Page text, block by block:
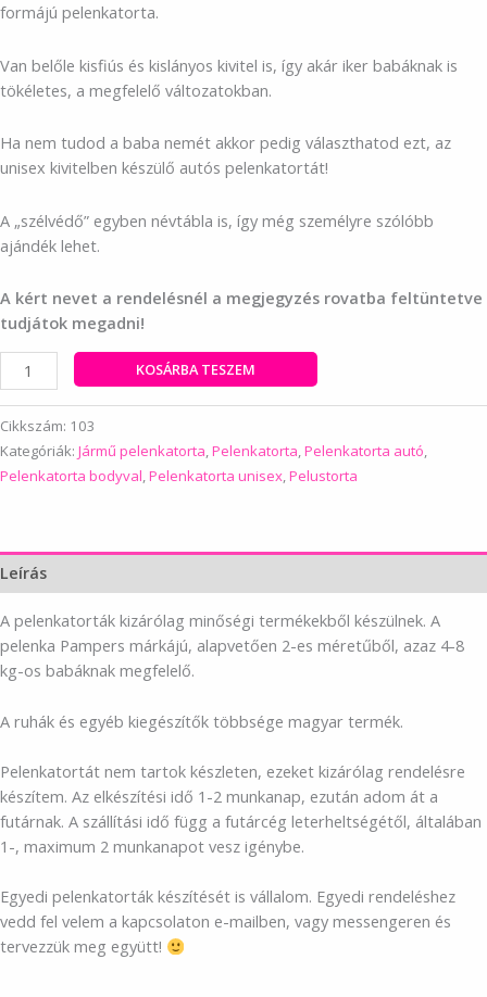
formájú pelenkatorta.
Van belőle kisfiús és kislányos kivitel is, így akár iker babáknak is
tökéletes, a megfelelő változatokban.
Ha nem tudod a baba nemét akkor pedig választhatod ezt, az
unisex kivitelben készülő autós pelenkatortát!
A „szélvédő” egyben névtábla is, így még személyre szólóbb
ajándék lehet.
A kért nevet a rendelésnél a megjegyzés rovatba feltüntetve
tudjátok megadni!
Autós
pelenkatorta-
unisex
mennyiség
KOSÁRBA TESZEM
Cikkszám: 103
Kategóriák: Jármű pelenkatorta,Pelenkatorta,Pelenkatorta autó,
Pelenkatorta bodyval,Pelenkatorta unisex,Pelustorta
Leírás
A pelenkatorták kizárólag minőségi termékekből készülnek. A
pelenka Pampers márkájú, alapvetően 2-es méretűből, azaz 4-8
kg-os babáknak megfelelő.
A ruhák és egyéb kiegészítők többsége magyar termék.
Pelenkatortát nem tartok készleten, ezeket kizárólag rendelésre
készítem. Az elkészítési idő 1-2 munkanap, ezután adom át a
futárnak. A szállítási idő függ a futárcég leterheltségétől, általában
1-, maximum 2 munkanapot vesz igénybe.
Egyedi pelenkatorták készítését is vállalom. Egyedi rendeléshez
vedd fel velem a kapcsolaton e-mailben, vagy messengeren és
tervezzük meg együtt!